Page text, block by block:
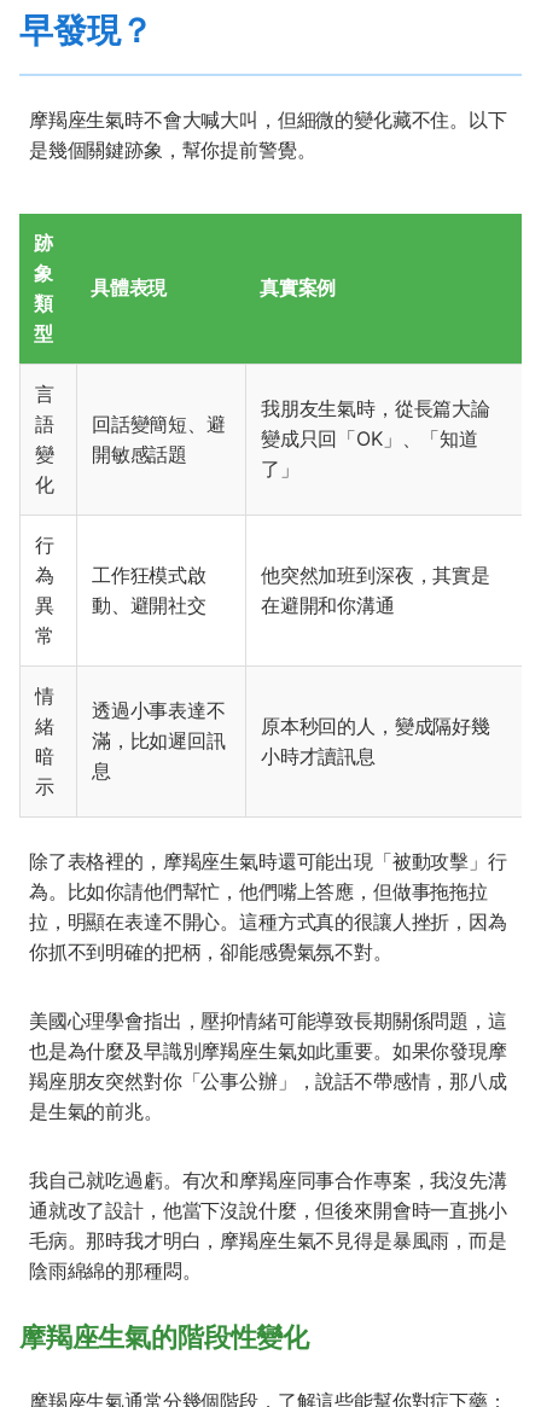
早發現？
摩羯座生氣時不會大喊大叫，但細微的變化藏不住。以下
是幾個關鍵跡象，幫你提前警覺。
跡
象
類
型
具體表現 真實案例
言
語
變
化
回話變簡短、避
開敏感話題
我朋友生氣時，從長篇大論
變成只回「OK」、「知道
了」
行
為
異
常
工作狂模式啟
動、避開社交
他突然加班到深夜，其實是
在避開和你溝通
情
緒
暗
示
透過小事表達不
滿，比如遲回訊
息
原本秒回的人，變成隔好幾
小時才讀訊息
除了表格裡的，摩羯座生氣時還可能出現「被動攻擊」行
為。比如你請他們幫忙，他們嘴上答應，但做事拖拖拉
拉，明顯在表達不開心。這種方式真的很讓人挫折，因為
你抓不到明確的把柄，卻能感覺氣氛不對。
美國心理學會指出，壓抑情緒可能導致長期關係問題，這
也是為什麼及早識別摩羯座生氣如此重要。如果你發現摩
羯座朋友突然對你「公事公辦」，說話不帶感情，那八成
是生氣的前兆。
我自己就吃過虧。有次和摩羯座同事合作專案，我沒先溝
通就改了設計，他當下沒說什麼，但後來開會時一直挑小
毛病。那時我才明白，摩羯座生氣不見得是暴風雨，而是
陰雨綿綿的那種悶。
摩羯座生氣的階段性變化
摩羯座生氣通常分幾個階段，了解這些能幫你對症下藥：